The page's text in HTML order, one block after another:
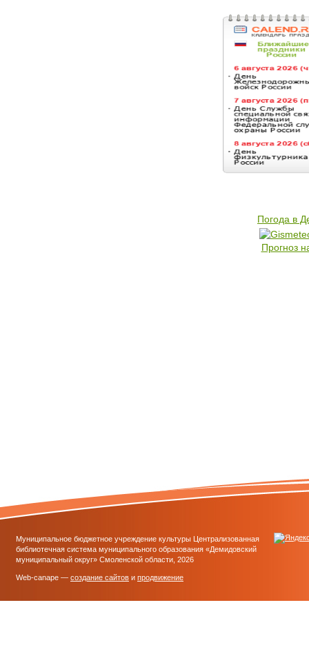
Погода в
Прогноз
Муниципальное бюджетное учреждение культуры Централизованная
библиотечная система муниципального образования «Демидовский
муниципальный округ» Смоленской области, 2026
Web-canape — создание сайтов и продвижение